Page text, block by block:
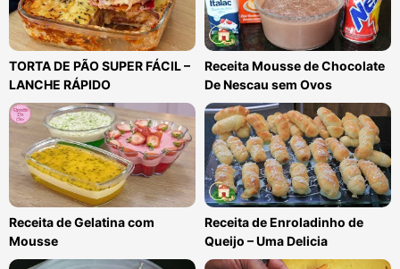
TORTA DE PÃO SUPER FÁCIL –
LANCHE RÁPIDO
Receita Mousse de Chocolate
De Nescau sem Ovos
Receita de Gelatina com
Mousse
Receita de Enroladinho de
Queijo – Uma Delicia